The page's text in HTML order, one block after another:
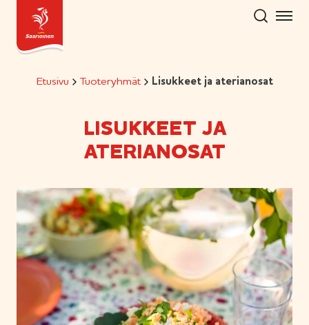
Hyppää
sisältöön
Etusivu Tuoteryhmät Lisukkeet ja aterianosat
LISUKKEET JA
ATERIANOSAT